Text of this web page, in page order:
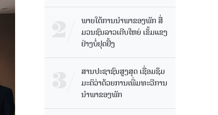
ພາຍໃຕ້ການນໍາພາຂອງພັກ ສື່
ມວນຊົນລາວເຕີບໃຫຍ່ ເຂັ້ມແຂງ
ຢ່າງບໍ່ຢຸດຢັ້ງ
ສານປະຊາຊົນສູງສຸດ ເຊື່ອມຊຶມ
ມະຕິວ່າດ້ວຍການເພີ່ມທະວີການ
ນຳພາຂອງພັກ